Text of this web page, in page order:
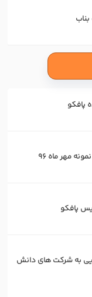
پافکو
مهر ماه 96
پافکو
به شرکت های دانش